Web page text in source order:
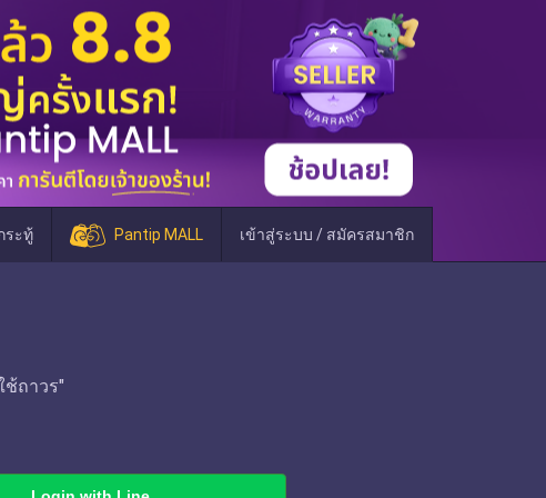
ระทู้ Pantip MALL เข้าสู่ระบบ / สมัครสมาชิก
ถาวร"